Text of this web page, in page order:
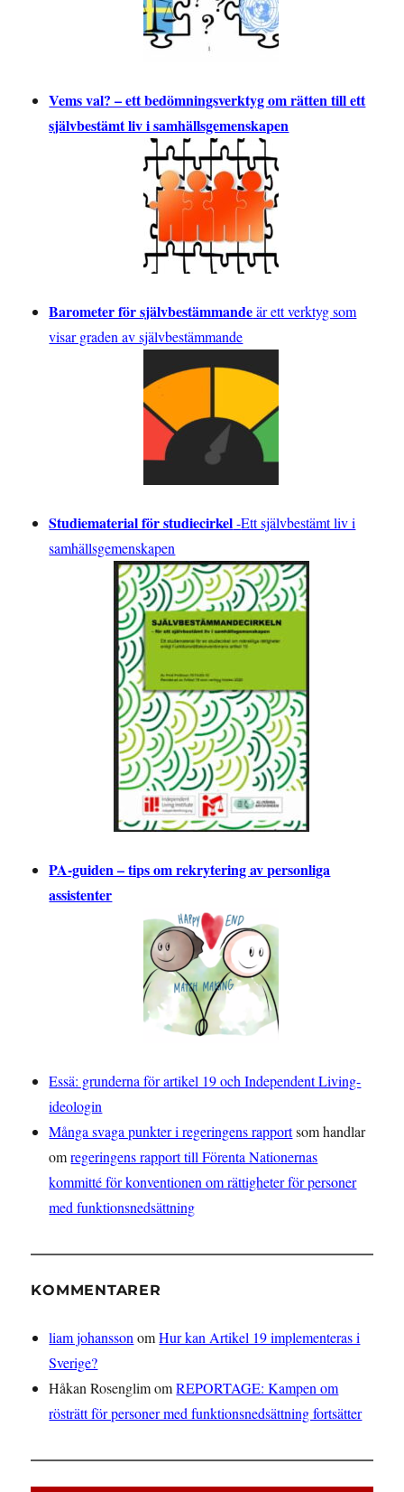
Vems val? – ett bedömningsverktyg om rätten till ett
självbestämt liv i samhällsgemenskapen
Barometer för självbestämmandeär ett verktyg som
visar graden av självbestämmande
Studiematerial för studiecirkel-Ett självbestämt liv i
samhällsgemenskapen
PA-guiden – tips om rekrytering av personliga
assistenter
Essä: grunderna för artikel 19 och Independent Living-
ideologin
Många svaga punkter i regeringens rapportsom handlar
omregeringens rapport till Förenta Nationernas
kommitté för konventionen om rättigheter för personer
med funktionsnedsättning
KOMMENTARER
liam johansson omHur kan Artikel 19 implementeras i
Sverige?
Håkan RosenglimomREPORTAGE: Kampen om
rösträtt för personer med funktionsnedsättning fortsätter